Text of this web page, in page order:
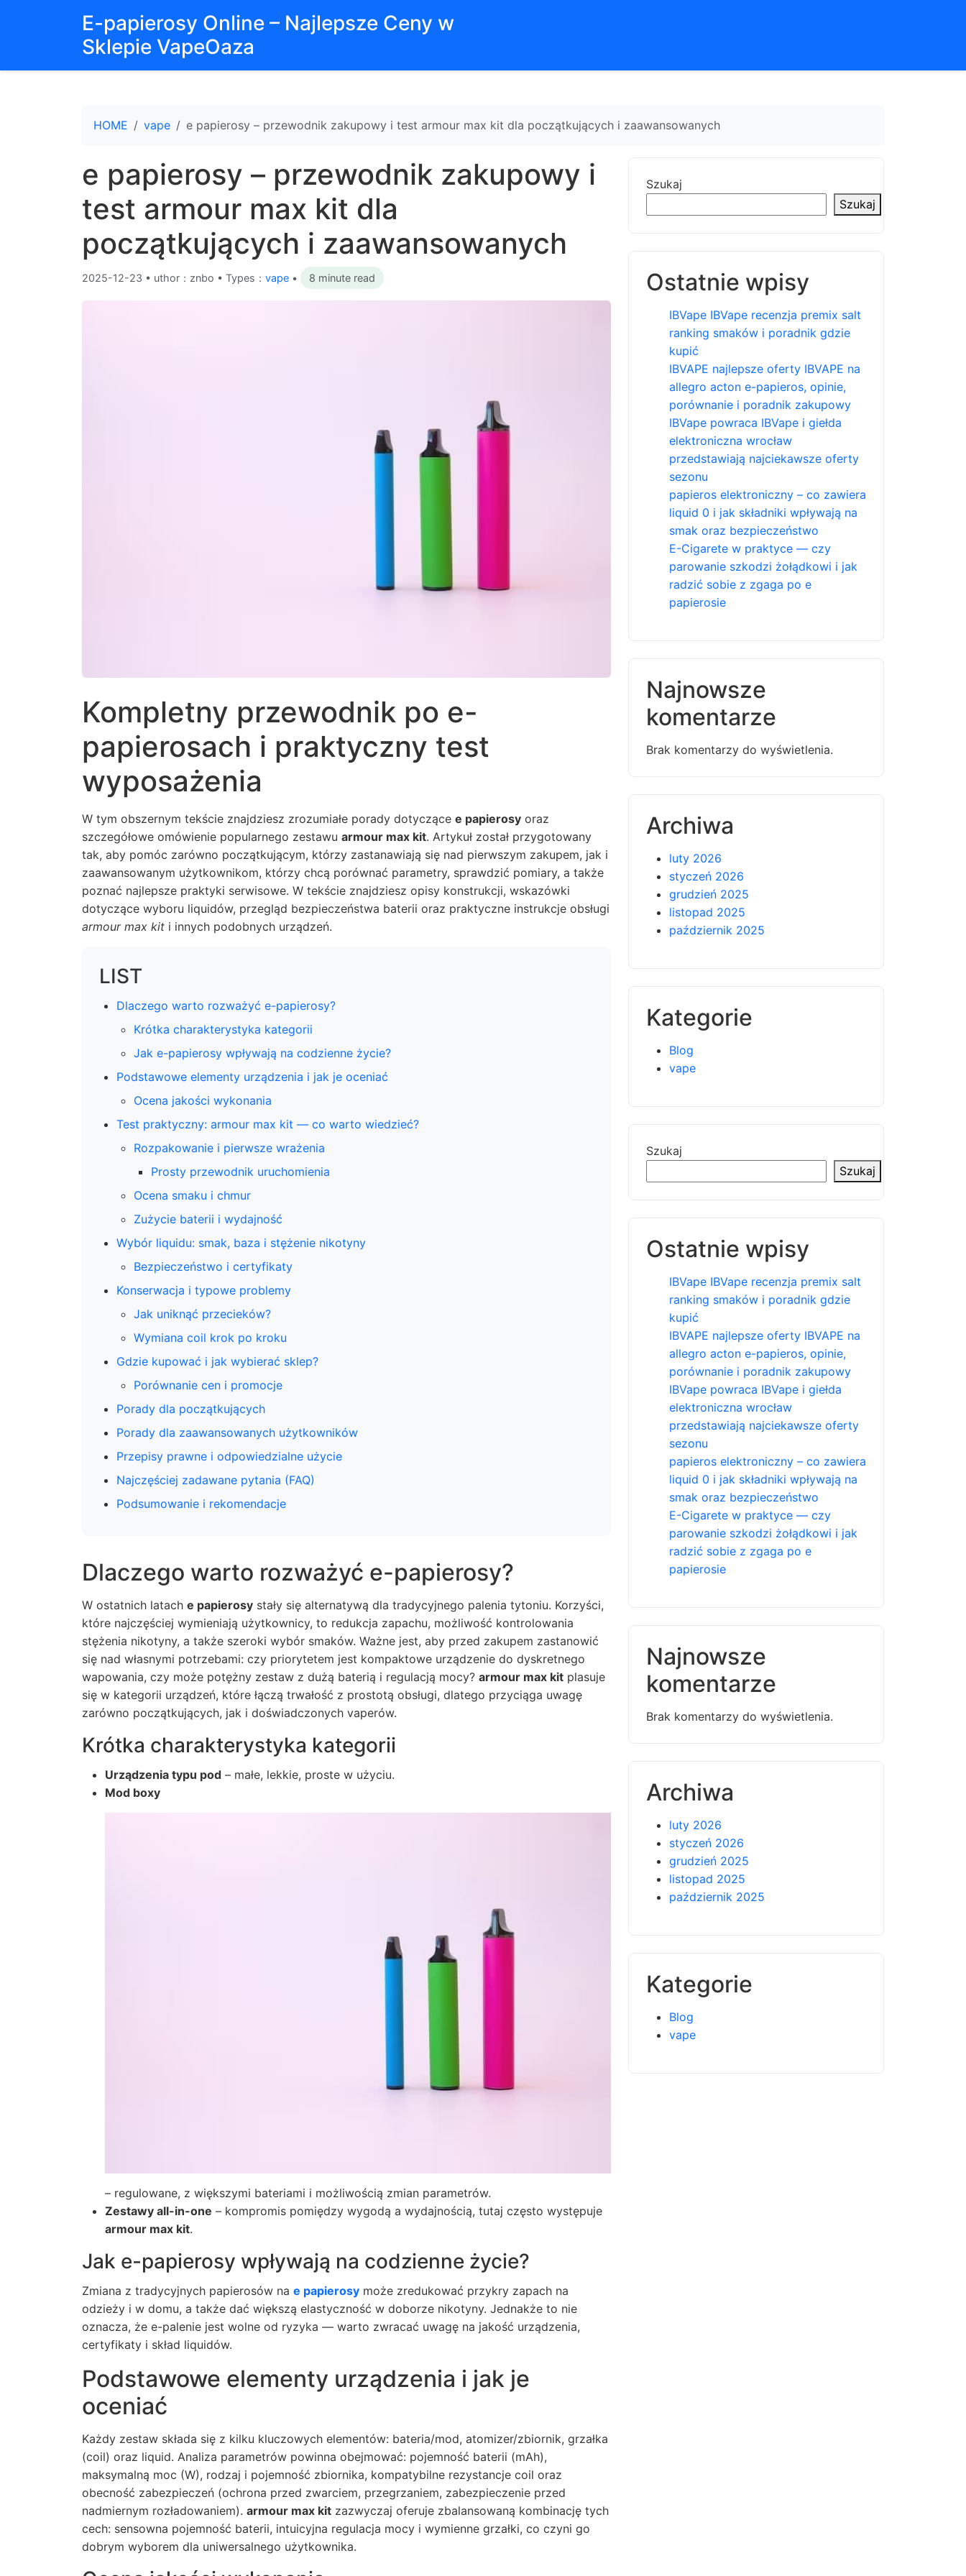
E-papierosy Online – Najlepsze Ceny w
Sklepie VapeOaza
HOME vape e papierosy – przewodnik zakupowy i test armour max kit dla początkujących i zaawansowanych
e papierosy – przewodnik zakupowy i
test armour max kit dla
początkujących i zaawansowanych
2025-12-23 • uthor：znbo • Types： vape • 8 minute read
Kompletny przewodnik po e-
papierosach i praktyczny test
wyposażenia
W tym obszernym tekście znajdziesz zrozumiałe porady dotyczące e papierosy oraz
szczegółowe omówienie popularnego zestawu armour max kit. Artykuł został przygotowany
tak, aby pomóc zarówno początkującym, którzy zastanawiają się nad pierwszym zakupem, jak i
zaawansowanym użytkownikom, którzy chcą porównać parametry, sprawdzić pomiary, a także
poznać najlepsze praktyki serwisowe. W tekście znajdziesz opisy konstrukcji, wskazówki
dotyczące wyboru liquidów, przegląd bezpieczeństwa baterii oraz praktyczne instrukcje obsługi
armour max kit i innych podobnych urządzeń.
LIST
Dlaczego warto rozważyć e-papierosy?
Krótka charakterystyka kategorii
Jak e-papierosy wpływają na codzienne życie?
Podstawowe elementy urządzenia i jak je oceniać
Ocena jakości wykonania
Test praktyczny: armour max kit — co warto wiedzieć?
Rozpakowanie i pierwsze wrażenia
Prosty przewodnik uruchomienia
Ocena smaku i chmur
Zużycie baterii i wydajność
Wybór liquidu: smak, baza i stężenie nikotyny
Bezpieczeństwo i certyfikaty
Konserwacja i typowe problemy
Jak uniknąć przecieków?
Wymiana coil krok po kroku
Gdzie kupować i jak wybierać sklep?
Porównanie cen i promocje
Porady dla początkujących
Porady dla zaawansowanych użytkowników
Przepisy prawne i odpowiedzialne użycie
Najczęściej zadawane pytania (FAQ)
Podsumowanie i rekomendacje
Dlaczego warto rozważyć e-papierosy?
W ostatnich latach e papierosy stały się alternatywą dla tradycyjnego palenia tytoniu. Korzyści,
które najczęściej wymieniają użytkownicy, to redukcja zapachu, możliwość kontrolowania
stężenia nikotyny, a także szeroki wybór smaków. Ważne jest, aby przed zakupem zastanowić
się nad własnymi potrzebami: czy priorytetem jest kompaktowe urządzenie do dyskretnego
wapowania, czy może potężny zestaw z dużą baterią i regulacją mocy? armour max kit plasuje
się w kategorii urządzeń, które łączą trwałość z prostotą obsługi, dlatego przyciąga uwagę
zarówno początkujących, jak i doświadczonych vaperów.
Krótka charakterystyka kategorii
Urządzenia typu pod – małe, lekkie, proste w użyciu.
Mod boxy
– regulowane, z większymi bateriami i możliwością zmian parametrów.
Zestawy all-in-one – kompromis pomiędzy wygodą a wydajnością, tutaj często występuje
armour max kit.
Jak e-papierosy wpływają na codzienne życie?
Zmiana z tradycyjnych papierosów na e papierosy może zredukować przykry zapach na
odzieży i w domu, a także dać większą elastyczność w doborze nikotyny. Jednakże to nie
oznacza, że e-palenie jest wolne od ryzyka — warto zwracać uwagę na jakość urządzenia,
certyfikaty i skład liquidów.
Podstawowe elementy urządzenia i jak je
oceniać
Każdy zestaw składa się z kilku kluczowych elementów: bateria/mod, atomizer/zbiornik, grzałka
(coil) oraz liquid. Analiza parametrów powinna obejmować: pojemność baterii (mAh),
maksymalną moc (W), rodzaj i pojemność zbiornika, kompatybilne rezystancje coil oraz
obecność zabezpieczeń (ochrona przed zwarciem, przegrzaniem, zabezpieczenie przed
nadmiernym rozładowaniem). armour max kit zazwyczaj oferuje zbalansowaną kombinację tych
cech: sensowna pojemność baterii, intuicyjna regulacja mocy i wymienne grzałki, co czyni go
dobrym wyborem dla uniwersalnego użytkownika.
Szukaj
Szukaj
Ostatnie wpisy
IBVape IBVape recenzja premix salt
ranking smaków i poradnik gdzie
kupić
IBVAPE najlepsze oferty IBVAPE na
allegro acton e-papieros, opinie,
porównanie i poradnik zakupowy
IBVape powraca IBVape i giełda
elektroniczna wrocław
przedstawiają najciekawsze oferty
sezonu
papieros elektroniczny – co zawiera
liquid 0 i jak składniki wpływają na
smak oraz bezpieczeństwo
E-Cigarete w praktyce — czy
parowanie szkodzi żołądkowi i jak
radzić sobie z zgaga po e
papierosie
Najnowsze
komentarze
Brak komentarzy do wyświetlenia.
Archiwa
luty 2026
styczeń 2026
grudzień 2025
listopad 2025
październik 2025
Kategorie
Blog
vape
Szukaj
Szukaj
Ostatnie wpisy
IBVape IBVape recenzja premix salt
ranking smaków i poradnik gdzie
kupić
IBVAPE najlepsze oferty IBVAPE na
allegro acton e-papieros, opinie,
porównanie i poradnik zakupowy
IBVape powraca IBVape i giełda
elektroniczna wrocław
przedstawiają najciekawsze oferty
sezonu
papieros elektroniczny – co zawiera
liquid 0 i jak składniki wpływają na
smak oraz bezpieczeństwo
E-Cigarete w praktyce — czy
parowanie szkodzi żołądkowi i jak
radzić sobie z zgaga po e
papierosie
Najnowsze
komentarze
Brak komentarzy do wyświetlenia.
Archiwa
luty 2026
styczeń 2026
grudzień 2025
listopad 2025
październik 2025
Kategorie
Blog
vape